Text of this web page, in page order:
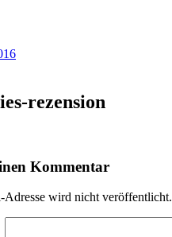
rezension
Kommentar
wird nicht veröffentlicht.